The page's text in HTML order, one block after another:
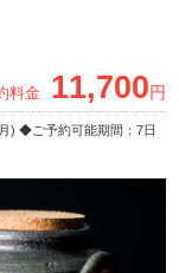
料金 11,700円
)
ご予約可能期間：7日